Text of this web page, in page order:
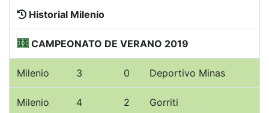
Historial Milenio
CAMPEONATO DE VERANO 2019
Milenio 3 0 Deportivo Minas
Milenio 4 2 Gorriti